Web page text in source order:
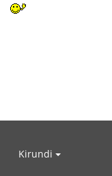
Kirundi